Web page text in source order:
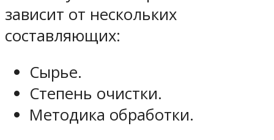
зависит от нескольких
составляющих:
Сырье.
Степень очистки.
Методика обработки.